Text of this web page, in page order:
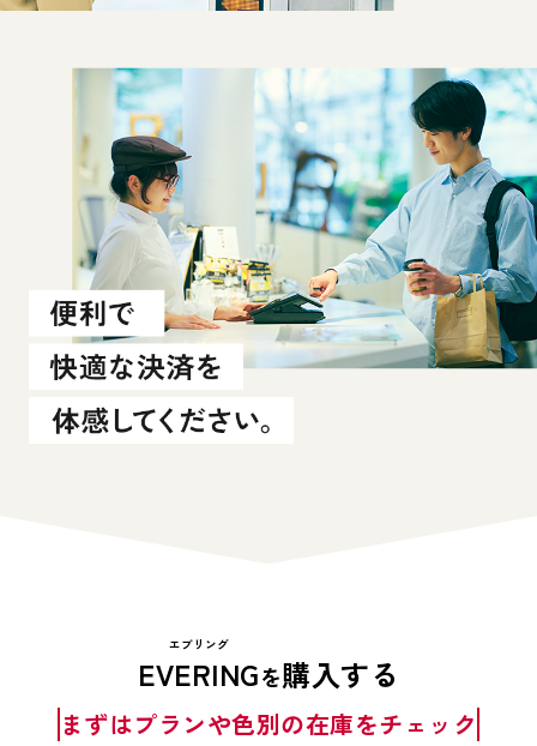
EVERING
エブリング
を購入する
まずはプランや色別の在庫をチェック